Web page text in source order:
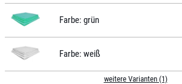
Farbe: grün
Farbe: weiß
weitere Varianten (1)